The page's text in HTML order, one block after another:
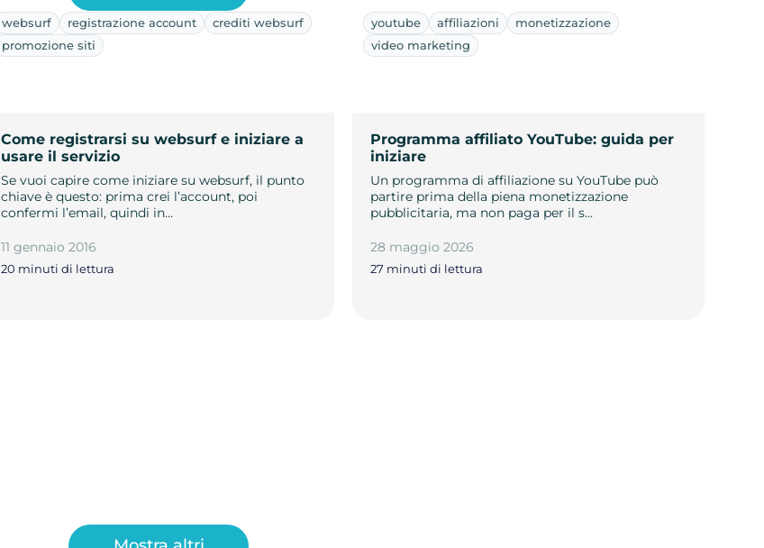
websurf registrazione account
crediti websurf
promozione siti
Come registrarsi su websurf e iniziare a
usare il servizio
Se vuoi capire come iniziare su websurf, il punto
chiave è questo: prima crei l’account, poi
confermi l’email, quindi in…
11 gennaio 2016
20 minuti di lettura
youtube affiliazioni
monetizzazione
video marketing
Programma affiliato YouTube: guida per
iniziare
Un programma di affiliazione su YouTube può
partire prima della piena monetizzazione
pubblicitaria, ma non paga per il s…
28 maggio 2026
27 minuti di lettura